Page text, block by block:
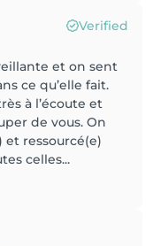
Verified
et on sent
ce qu’elle fait.
à l’écoute et
de vous. On
ressourcé(e)
celles...